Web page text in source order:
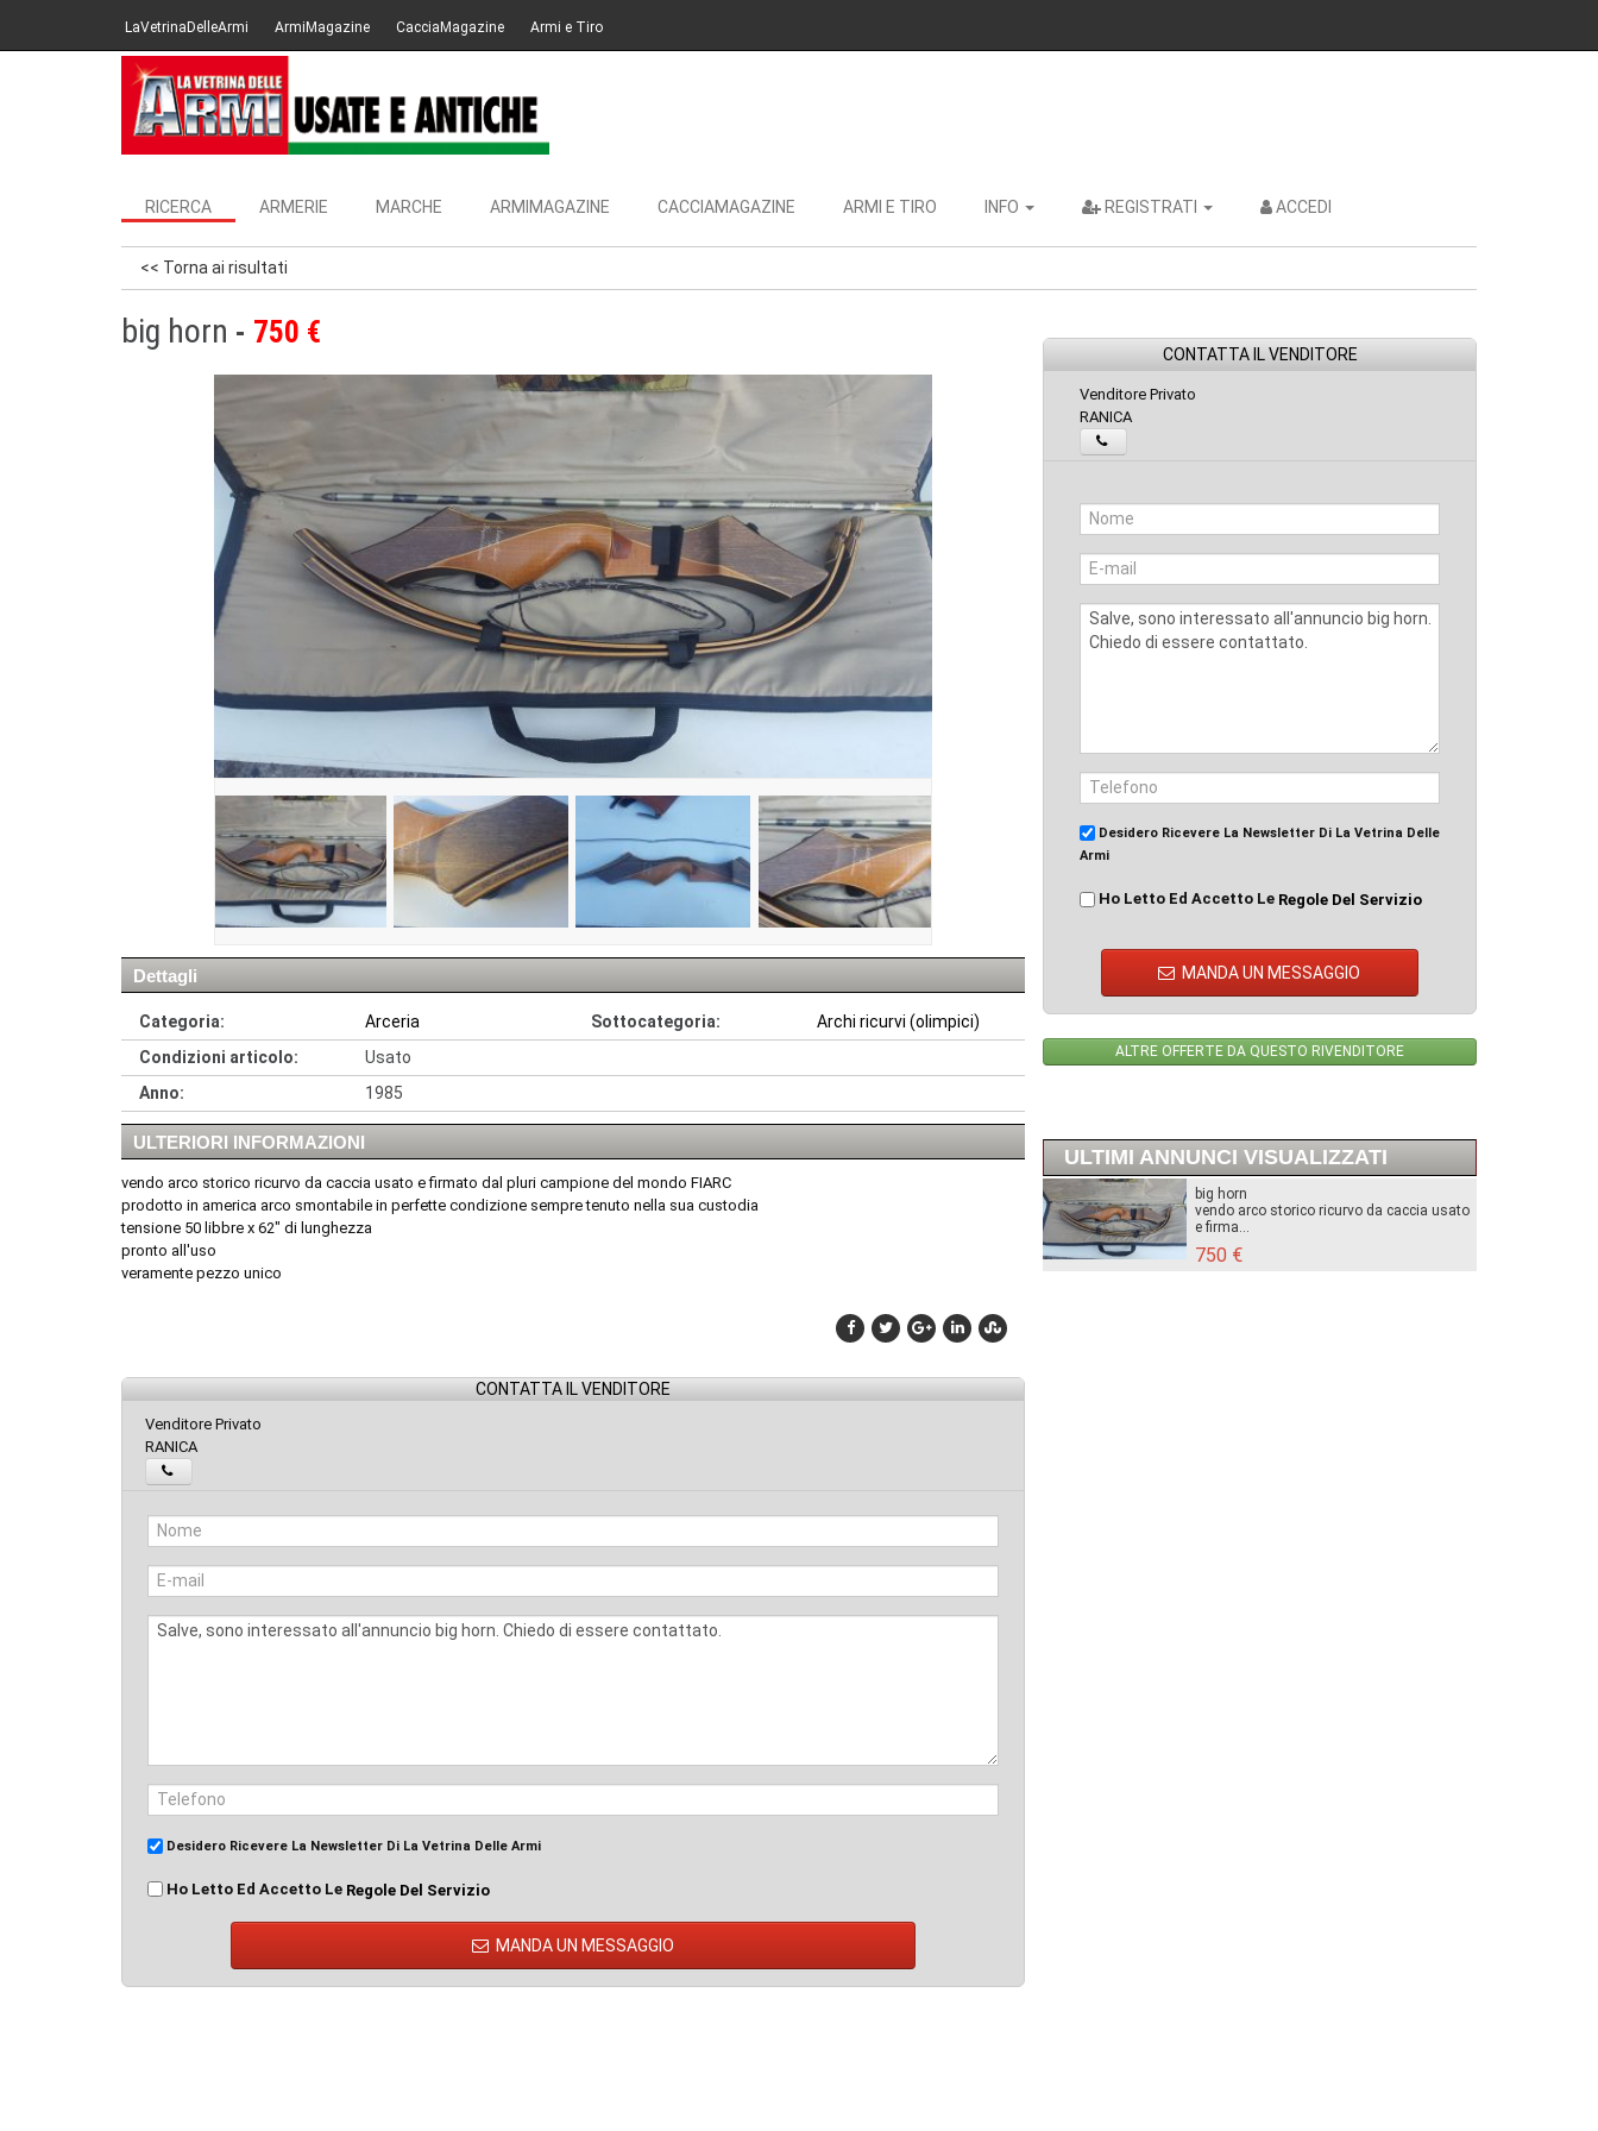
LaVetrinaDelleArmi ArmiMagazine CacciaMagazine Armi e Tiro
RICERCA ARMERIE MARCHE ARMIMAGAZINE CACCIAMAGAZINE ARMI E TIRO INFO REGISTRATI ACCEDI
<< Torna ai risultati
big horn 750 €
Dettagli
Categoria: Arceria Sottocategoria:
Archi ricurvi (olimpici)
Condizioni articolo:
Usato
Anno:
1985
ULTERIORI INFORMAZIONI
vendo arco storico ricurvo da caccia usato e firmato dal pluri campione del mondo FIARC
prodotto in america arco smontabile in perfette condizione sempre tenuto nella sua custodia
tensione 50 libbre x 62" di lunghezza
pronto all'uso
veramente pezzo unico
CONTATTA IL VENDITORE
Venditore Privato
RANICA
Desidero Ricevere La Newsletter Di La Vetrina Delle Armi
Ho Letto Ed Accetto Le Regole Del Servizio
MANDA UN MESSAGGIO
CONTATTA IL VENDITORE
Venditore Privato
RANICA
Desidero Ricevere La Newsletter Di La Vetrina Delle
Armi
Ho Letto Ed Accetto Le Regole Del Servizio
MANDA UN MESSAGGIO
ALTRE OFFERTE DA QUESTO RIVENDITORE
ULTIMI ANNUNCI VISUALIZZATI
big horn
vendo arco storico ricurvo da caccia usato
e firma...
750 €